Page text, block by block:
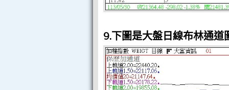
9.下圖是大盤日線布林通道